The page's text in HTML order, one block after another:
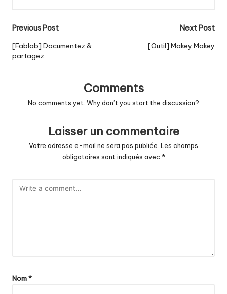
Post
navigation
Previous Post
[Fablab] Documentez &
partagez
Next Post
[Outil] Makey Makey
Comments
No comments yet. Why don’t you start the discussion?
Laisser un commentaire
Votre adresse e-mail ne sera pas publiée. Les champs
obligatoires sont indiqués avec *
Nom*